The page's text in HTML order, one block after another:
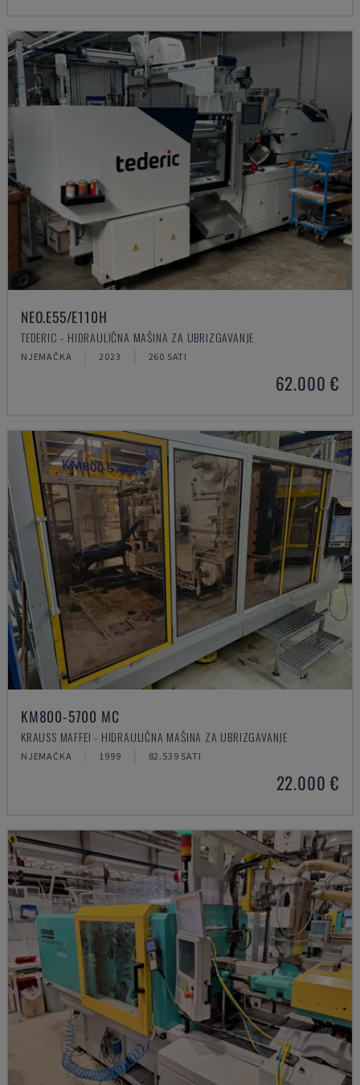
NEO.E55/E110H
TEDERIC - HIDRAULIČNA MAŠINA ZA UBRIZGAVANJE
NJEMAČKA 2023 260 SATI
62.000 €
KM800-5700 MC
KRAUSS MAFFEI - HIDRAULIČNA MAŠINA ZA UBRIZGAVANJE
NJEMAČKA 1999 82.539 SATI
22.000 €